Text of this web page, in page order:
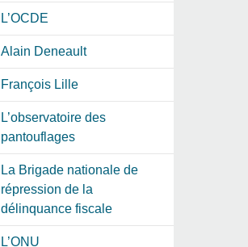
L’OCDE
Alain Deneault
François Lille
L’observatoire des
pantouflages
La Brigade nationale de
répression de la
délinquance fiscale
L’ONU